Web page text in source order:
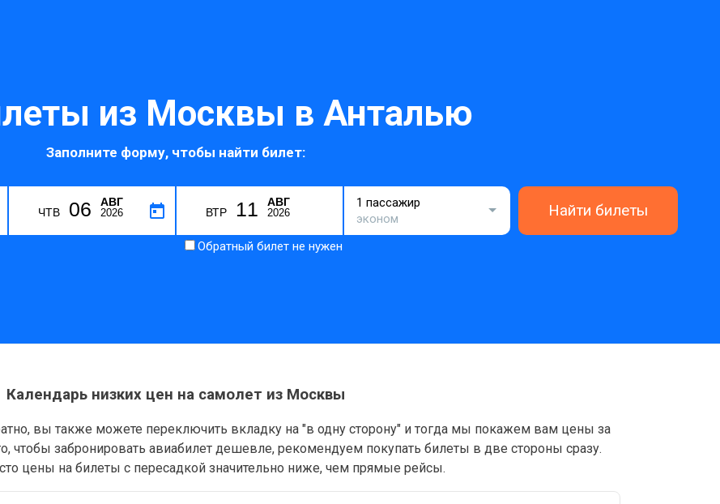
из Москвы в Анталью
Заполните форму, чтобы найти билет:
ЧТВ 06 АВГ
2026 ВТР 11 АВГ
2026
1 пассажир
эконом
Найти билеты
Обратный билет не нужен
Календарь низких цен на самолет из Москвы
вы также можете переключить вкладку на "в одну сторону" и тогда мы покажем вам цены за
чтобы забронировать авиабилет дешевле, рекомендуем покупать билеты в две стороны сразу.
цены на билеты с пересадкой значительно ниже, чем прямые рейсы.